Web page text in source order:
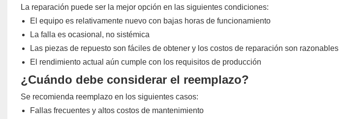
La reparación puede ser la mejor opción en las siguientes condiciones:
El equipo es relativamente nuevo con bajas horas de funcionamiento
La falla es ocasional, no sistémica
Las piezas de repuesto son fáciles de obtener y los costos de reparación son razonables
El rendimiento actual aún cumple con los requisitos de producción
¿Cuándo debe considerar el reemplazo?
Se recomienda reemplazo en los siguientes casos:
Fallas frecuentes y altos costos de mantenimiento